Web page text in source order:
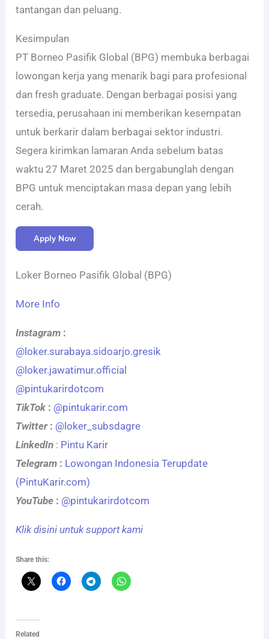
tantangan dan peluang.
Kesimpulan
PT Borneo Pasifik Global (BPG) membuka berbagai
lowongan kerja yang menarik bagi para profesional
dan fresh graduate. Dengan berbagai posisi yang
tersedia, perusahaan ini memberikan kesempatan
untuk berkarir dalam berbagai sektor industri.
Segera kirimkan lamaran Anda sebelum batas
waktu 27 Maret 2025 dan bergabunglah dengan
BPG untuk menciptakan masa depan yang lebih
cerah.
Apply Now
Loker Borneo Pasifik Global (BPG)
More Info
Instagram :
@loker.surabaya.sidoarjo.gresik
@loker.jawatimur.official
@pintukarirdotcom
TikTok : @pintukarir.com
Twitter: @loker_subsdagre
LinkedIn : Pintu Karir
Telegram : Lowongan Indonesia Terupdate
(PintuKarir.com)
YouTube : @pintukarirdotcom
Klik disini untuk support kami
Share this:
Related